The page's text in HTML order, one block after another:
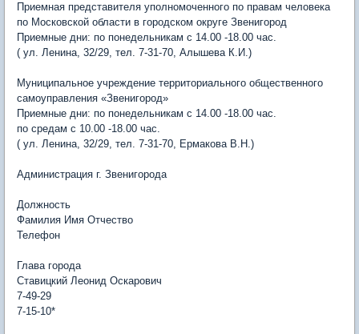
Приемная представителя уполномоченного по правам человека
по Московской области в городском округе Звенигород
Приемные дни: по понедельникам с 14.00 -18.00 час.
( ул. Ленина, 32/29, тел. 7-31-70, Алышева К.И.)
Муниципальное учреждение территориального общественного
самоуправления «Звенигород»
Приемные дни: по понедельникам с 14.00 -18.00 час.
по средам с 10.00 -18.00 час.
( ул. Ленина, 32/29, тел. 7-31-70, Ермакова В.Н.)
Администрация г. Звенигорода
Должность
Фамилия Имя Отчество
Телефон
Глава города
Ставицкий Леонид Оскарович
7-49-29
7-15-10*